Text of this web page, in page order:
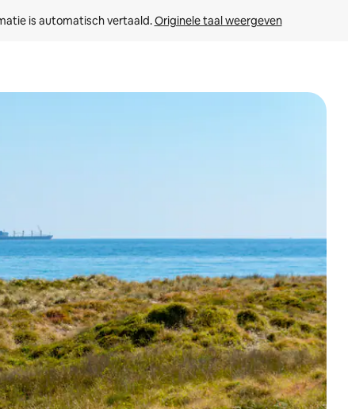
is automatisch vertaald. Originele taal weergeven
pijltjestoetsen omhoog en omlaag, óf door te tikken of swipen.